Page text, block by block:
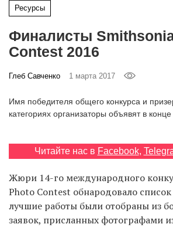
Ресурсы
Финалисты
Contest 2016
Глеб Савченко 1 марта 2017
Имя победителя общего конкурса и
категориях организаторы объявят в
Читайте нас в Facebook,
Жюри 14-го международного
Photo Contest обнародовало
лучшие работы были отобраны из
заявок, присланных фотографами